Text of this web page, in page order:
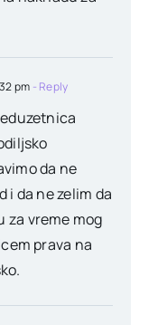
pm - Reply
da ne
i da ne zelim da
za vreme mog
prava na